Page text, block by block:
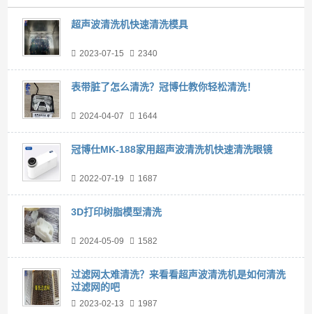
超声波清洗机快速清洗模具
2023-07-15 2340
表带脏了怎么清洗？冠博仕教你轻松清洗！
2024-04-07 1644
冠博仕MK-188家用超声波清洗机快速清洗眼镜
2022-07-19 1687
3D打印树脂模型清洗
2024-05-09 1582
过滤网太难清洗？来看看超声波清洗机是如何清洗
过滤网的吧
2023-02-13 1987